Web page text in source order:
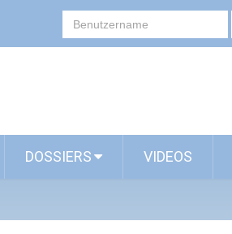
DOSSIERS VIDEOS